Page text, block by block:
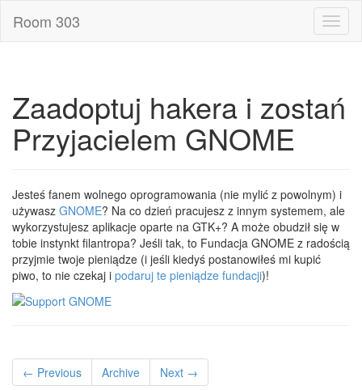
Room 303
Zaadoptuj hakera i zostań
Przyjacielem GNOME
Jesteś fanem wolnego oprogramowania (nie mylić z powolnym) i
używasz GNOME? Na co dzień pracujesz z innym systemem, ale
wykorzystujesz aplikacje oparte na GTK+? A może obudził się w
tobie instynkt filantropa? Jeśli tak, to Fundacja GNOME z radością
przyjmie twoje pieniądze (i jeśli kiedyś postanowiłeś mi kupić
piwo, to nie czekaj i podaruj te pieniądze fundacji)!
← Previous Archive Next →